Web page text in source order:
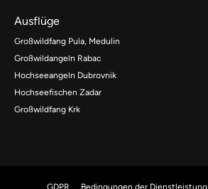
Ausflüge
Großwildfang Pula, Medulin
Großwildangeln Rabac
Hochseeangeln Dubrovnik
Hochseefischen Zadar
Großwildfang Krk
GDPR Bedingungen der Dienstleistung